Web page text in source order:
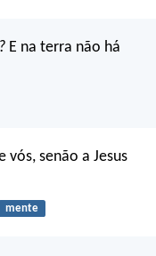
E na terra não há
vós, senão a Jesus
mente